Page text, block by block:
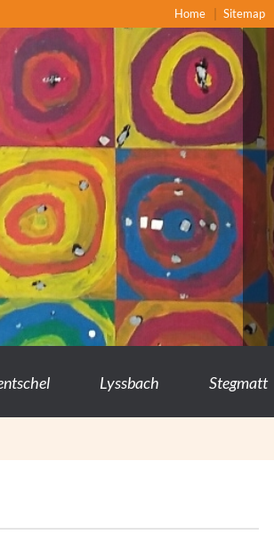
Home Sitemap
Lyssbach Stegmatt